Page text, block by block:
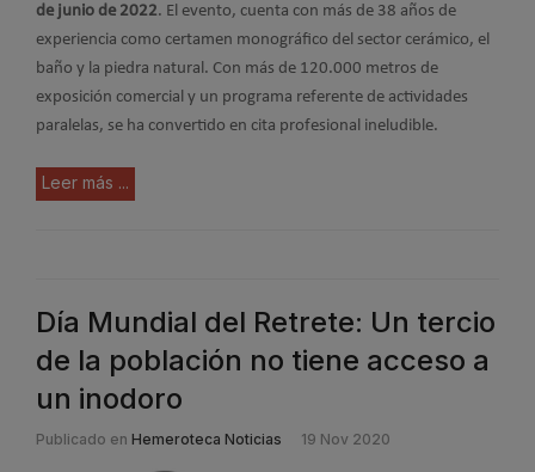
de junio de 2022. El evento, cuenta con más de 38 años de
experiencia como certamen monográfico del sector cerámico, el
baño y la piedra natural. Con más de 120.000 metros de
exposición comercial y un programa referente de actividades
paralelas, se ha convertido en cita profesional ineludible.
Leer más ...
Día Mundial del Retrete: Un tercio
de la población no tiene acceso a
un inodoro
Publicado en Hemeroteca Noticias 19 Nov 2020